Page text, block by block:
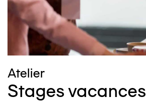
Atelier
Stages vacances